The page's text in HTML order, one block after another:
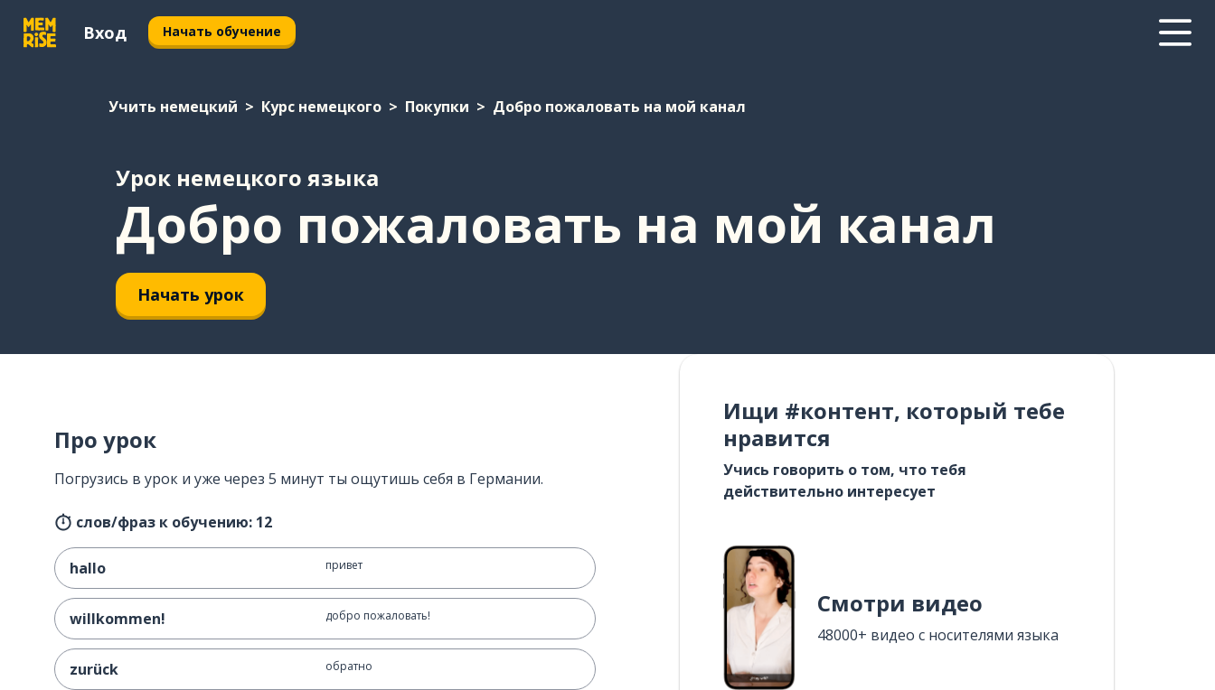
Вход Начать обучение
Учить немецкий Курс немецкого Покупки Добро пожаловать на мой канал
Урок немецкого языка
Добро пожаловать на мой канал
Начать урок
Про урок
Погрузись в урок и уже через 5 минут ты ощутишь себя в Германии.
слов/фраз к обучению: 12
hallo привет
willkommen! добро пожаловать!
zurück обратно
Ищи #контент, который тебе
нравится
Учись говорить о том, что тебя
действительно интересует
Смотри видео
48000+ видео с носителями языка